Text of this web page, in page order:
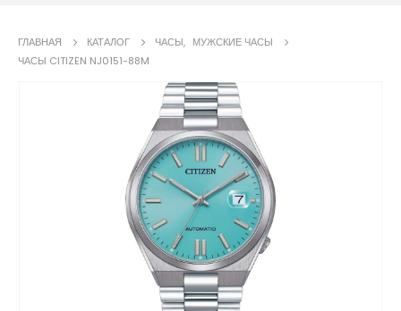
ГЛАВНАЯ КАТАЛОГ ЧАСЫ, МУЖСКИЕ ЧАСЫ
ЧАСЫ CITIZEN NJ0151-88M